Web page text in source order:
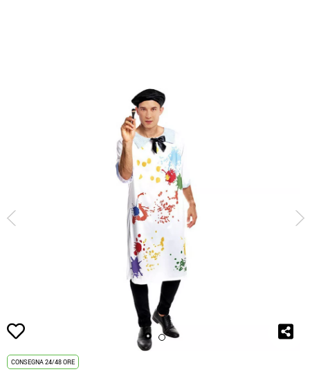
CONSEGNA 24/48 ORE